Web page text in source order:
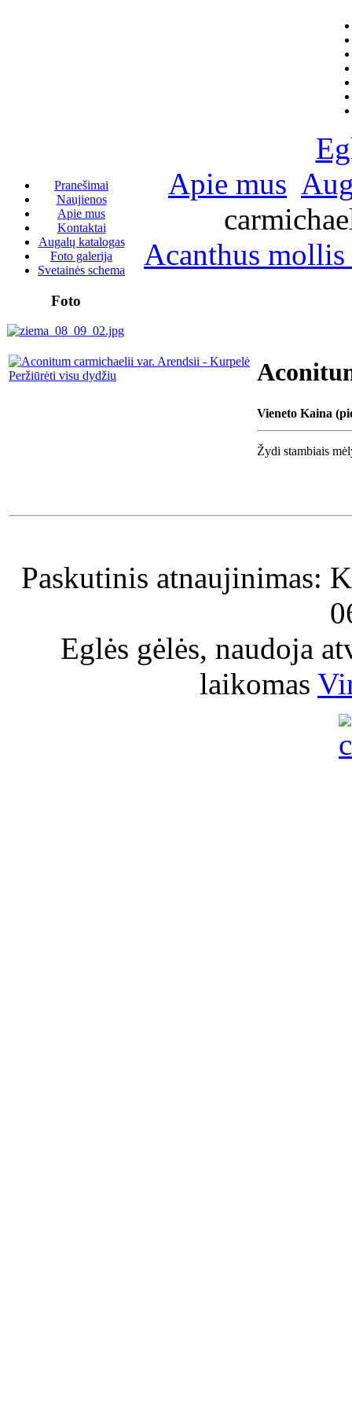
Pranešimai
Naujienos
Apie mus
Kontaktai
Augalų katalogas
Foto galerija
Svetainės schema
Foto
Apie mus
Acanthus mollis
Peržiūrėti visu dydžiu
Vieneto Kaina
Žydi stambiais
Paskutinis atnaujinimas:
Eglės gėlės, naudoja
laikomas